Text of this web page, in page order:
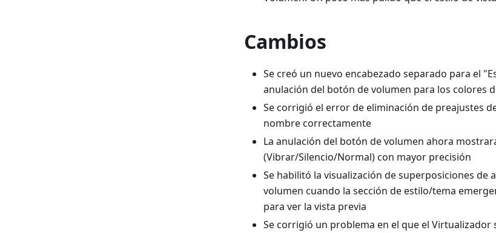
Cambios
Se creó un nuevo encabezado separado para el
anulación del botón de volumen para los colores
Se corrigió el error de eliminación de preajustes
nombre correctamente
La anulación del botón de volumen ahora
(Vibrar/Silencio/Normal) con mayor precisión
Se habilitó la visualización de superposiciones de
volumen cuando la sección de estilo/tema
para ver la vista previa
Se corrigió un problema en el que el Virtualizador